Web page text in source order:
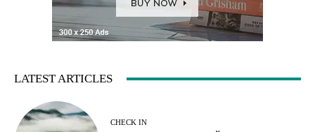
LATEST ARTICLES
CHECK IN